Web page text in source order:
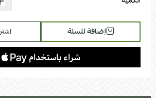
إضافة للسلة